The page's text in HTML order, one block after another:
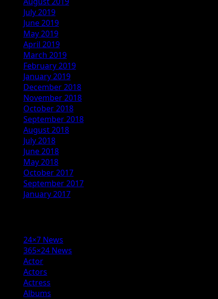
July 2019
June 2019
May 2019
April 2019
March 2019
February 2019
January 2019
December 2018
November 2018
October 2018
September 2018
August 2018
July 2018
June 2018
May 2018
October 2017
September 2017
January 2017
24×7 News
365×24 News
Actor
Actors
Actress
Albums